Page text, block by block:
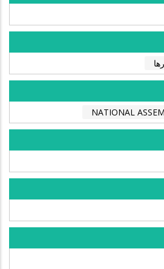
NATIONAL